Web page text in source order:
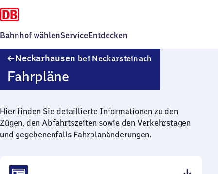
Bahnhof wählenServiceEntdecken
Neckarhausen bei Neckarsteinach
Fahrpläne
Hier finden Sie detaillierte Informationen zu den
Zügen, den Abfahrtszeiten sowie den Verkehrstagen
und gegebenenfalls Fahrplanänderungen.